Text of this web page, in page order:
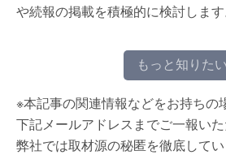
や続報の掲載を積極的に検討します
もっと知りたい
※本記事の関連情報などをお持ちの
下記メールアドレスまでご一報いた
弊社では取材源の秘匿を徹底してい